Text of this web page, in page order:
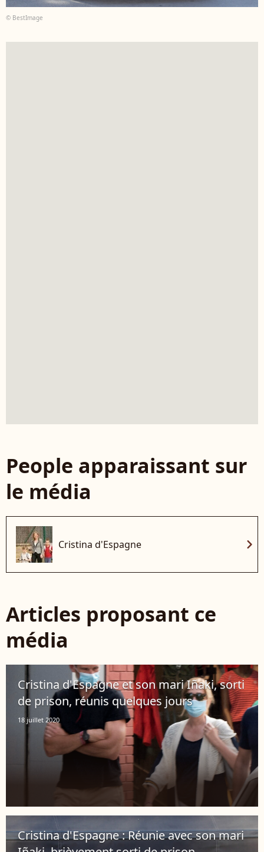
© BestImage
People apparaissant sur
le média
Cristina d'Espagne chevron_right
Articles proposant ce
média
Cristina d'Espagne et son mari Iñaki, sorti
de prison, réunis quelques jours
18 juillet 2020
Cristina d'Espagne : Réunie avec son mari